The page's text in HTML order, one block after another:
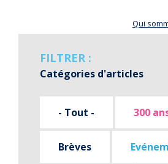
Qui
FILTRER :
Catégories d'articles
- Tout - 300
Brèves